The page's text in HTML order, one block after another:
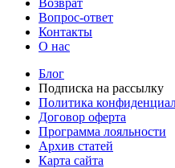
Вопрос-ответ
Контакты
О нас
Блог
Подписка на рассылку
Политика
Договор оферта
Программа лояльности
Архив статей
Карта сайта